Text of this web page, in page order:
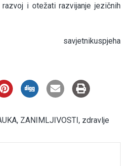
i otežati razvijanje jezičnih
savjetnikuspjeha
, ZANIMLJIVOSTI , zdravlje